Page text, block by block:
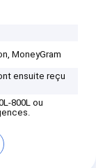
MoneyGram
ensuite reçu
800L ou